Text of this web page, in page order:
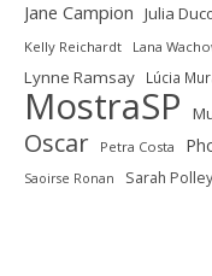
Jane Campion Julia
Kelly Reichardt Lana
Lynne Ramsay Lúcia
MostraSP
Oscar Petra Costa
Saoirse Ronan Sarah Polley